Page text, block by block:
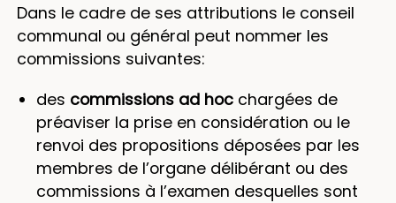
Dans le cadre de ses attributions le conseil
communal ou général peut nommer les
commissions suivantes:
des commissions ad hoc chargées de
préaviser la prise en considération ou le
renvoi des propositions déposées par les
membres de l’organe délibérant ou des
commissions à l’examen desquelles sont